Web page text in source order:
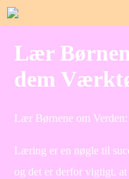
Lær
dem
Lær Børnene om
Læring er en nøgle til
og det er derfor vigtigt,